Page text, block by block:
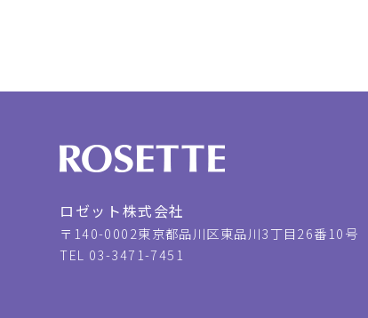
ロゼット株式会社
〒140-0002東京都品川区東品川3丁目26番10号
TEL 03-3471-7451